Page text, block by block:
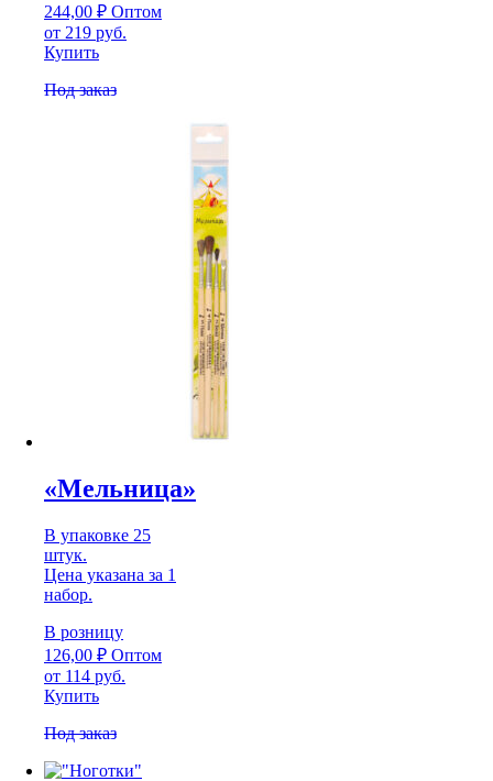
244,00 ₽ Оптом
от 219 руб.
Купить
Под заказ
«Мельница»
В упаковке 25
штук.
Цена указана за 1
набор.
В розницу
126,00 ₽ Оптом
от 114 руб.
Купить
Под заказ